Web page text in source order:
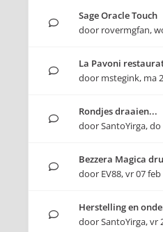
Sage Oracle Touch
door rovermgfan,
La Pavoni
door mstegink, ma
Rondjes draaien...
doorSantoYirga,do
Bezzera Magica
door EV88,vr 07 feb
Herstelling en
doorSantoYirga,vr